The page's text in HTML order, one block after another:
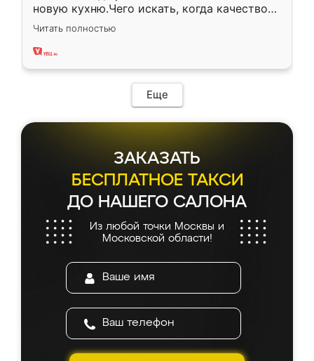
новую кухню.Чего искать, когда качеством
вполне довольна. Служит кухня уже почти
два года, нареканий нет.
Читать полностью
Еще
ЗАКАЗАТЬ
БЕСПЛАТНОЕ ТАКСИ
ДО НАШЕГО САЛОНА
Из любой точки Москвы и
Московской области!